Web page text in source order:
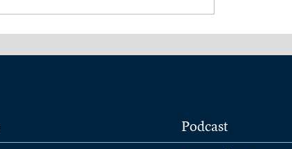
Podcast